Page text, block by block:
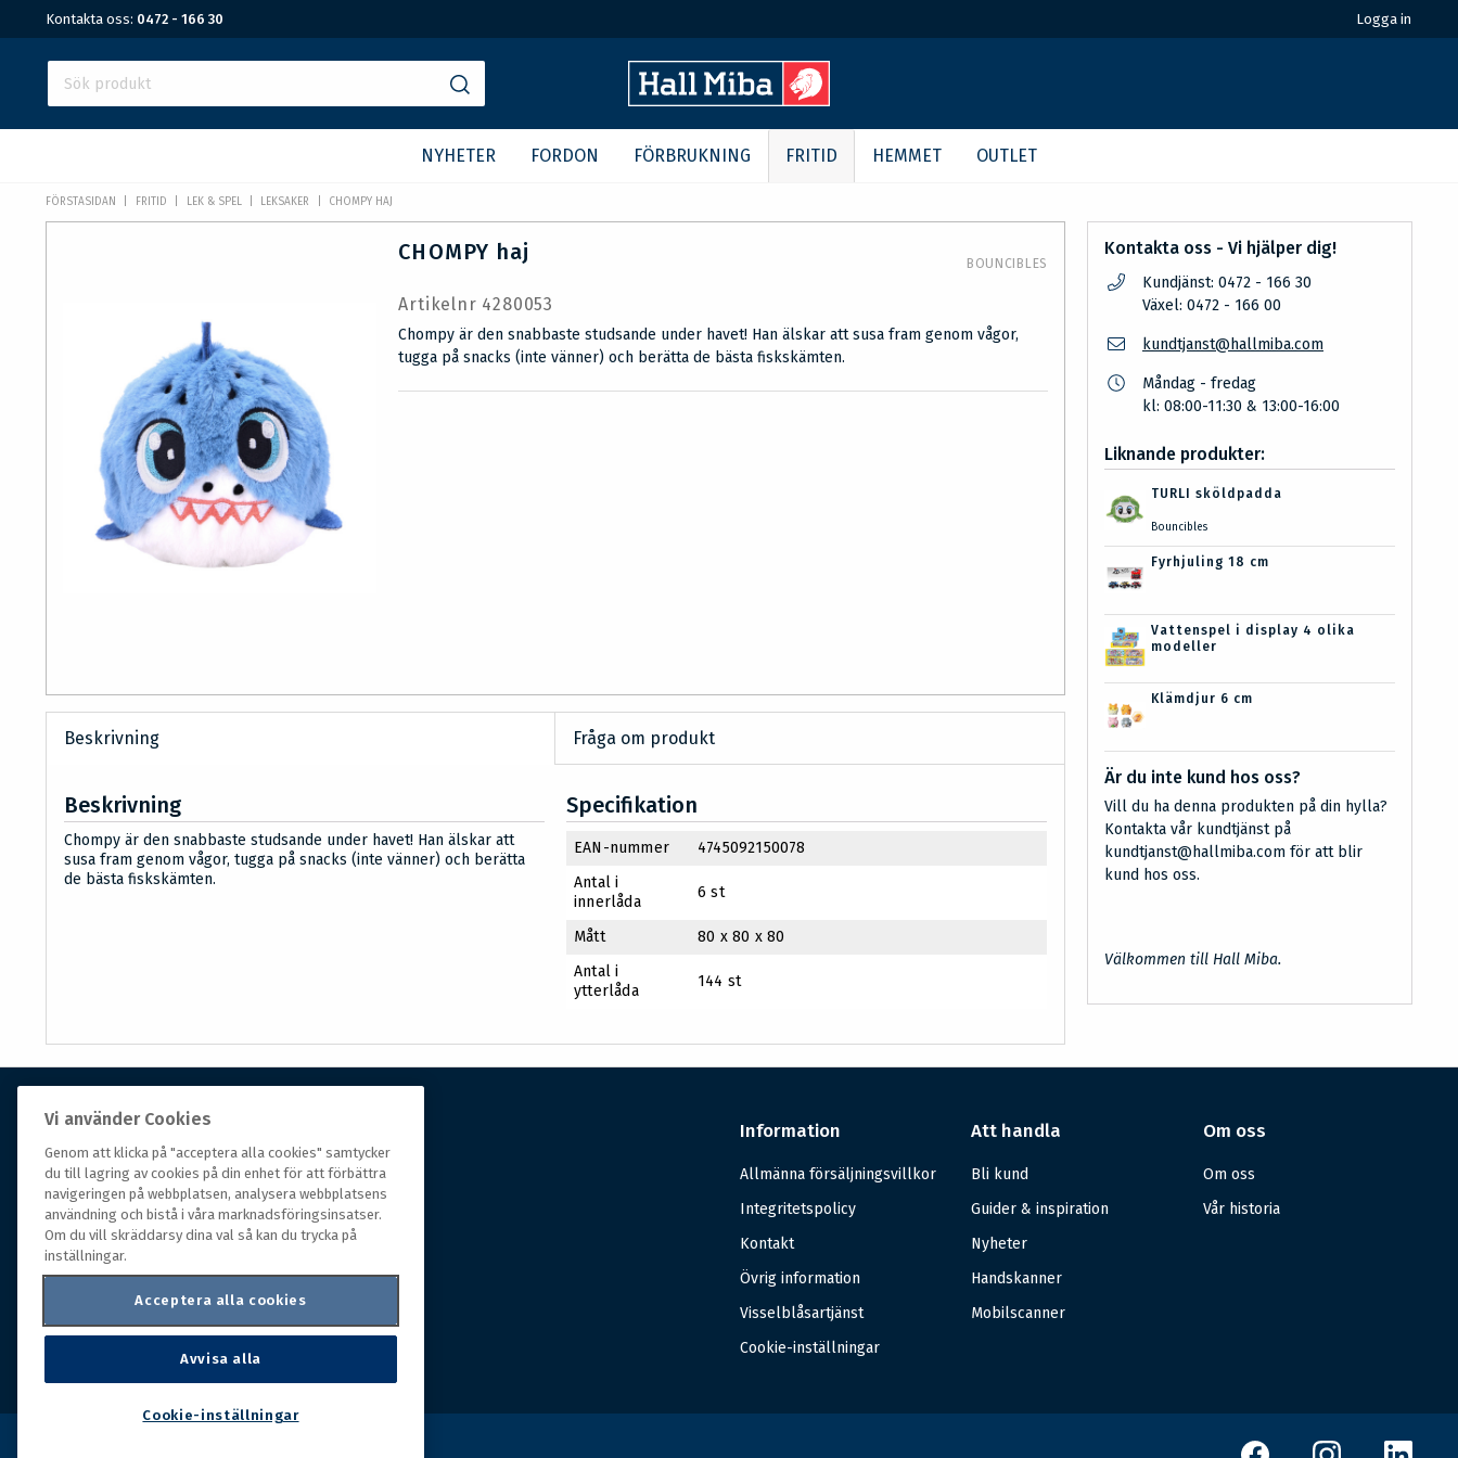
Kontakta oss: 0472 - 166 30 Logga in
NYHETER FORDON FÖRBRUKNING FRITID HEMMET OUTLET
FÖRSTASIDAN FRITID LEK & SPEL LEKSAKER CHOMPY HAJ
CHOMPY haj BOUNCIBLES
Artikelnr 4280053
Chompy är den snabbaste studsande under havet! Han älskar att susa fram genom vågor,
tugga på snacks (inte vänner) och berätta de bästa fiskskämten.
Beskrivning Fråga om produkt
Beskrivning
Chompy är den snabbaste studsande under havet! Han älskar att
susa fram genom vågor, tugga på snacks (inte vänner) och berätta
de bästa fiskskämten.
Specifikation
EAN-nummer
4745092150078
Antal i
innerlåda
6 st
Mått
80 x 80 x 80
Antal i
ytterlåda
144 st
Kontakta oss - Vi hjälper dig!
Kundjänst: 0472 - 166 30
Växel: 0472 - 166 00
kundtjanst@hallmiba.com
Måndag - fredag
kl: 08:00-11:30 & 13:00-16:00
Liknande produkter:
TURLI sköldpadda
Bouncibles
Fyrhjuling 18 cm
Vattenspel i display 4 olika
modeller
Klämdjur 6 cm
Är du inte kund hos oss?
Vill du ha denna produkten på din hylla?
Kontakta vår kundtjänst på
kundtjanst@hallmiba.com för att blir
kund hos oss.
Välkommen till Hall Miba.
Om Hall Miba
Hall Miba är grossisten som funnits på marknaden i
över 150 år. Från huvudkontoret i småländska Växjö
styrs hela organisationen, som erbjuder prisvärda
produkter till kunder i rörelse.
Information
Allmänna försäljningsvillkor
Integritetspolicy
Kontakt
Övrig information
Visselblåsartjänst
Cookie-inställningar
Att handla
Bli kund
Guider & inspiration
Nyheter
Handskanner
Mobilscanner
Om oss
Om oss
Vår historia
Vi använder Cookies
Genom att klicka på "acceptera alla cookies" samtycker
du till lagring av cookies på din enhet för att förbättra
navigeringen på webbplatsen, analysera webbplatsens
användning och bistå i våra marknadsföringsinsatser.
Om du vill skräddarsy dina val så kan du trycka på
inställningar.
Acceptera alla cookies
Avvisa alla
Cookie-inställningar